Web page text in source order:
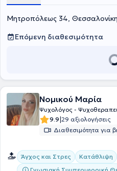
Μητροπόλεως 34,
Επόμενη διαθεσιμότητα
Νομικού Μαρία
Ψυχολόγος -
9.9|29 αξιολογήσεις
Διαθεσιμότητα για
Άγχος και Στρες Κατάθλιψη